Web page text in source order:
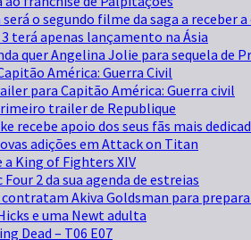
o segundo filme da saga a receber
terá apenas lançamento na Ásia
quer Angelina Jolie para sequela de
América: Guerra Civil
para Capitão América: Guerra civil
trailer de Republique
recebe apoio dos seus fãs mais
adições em Attack on Titan
King of Fighters XIV
2 da sua agenda de estreias
Akiva Goldsman para
e uma Newt adulta
Dead – T06 E07